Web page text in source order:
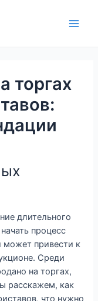
торгах
длительного
процесс
может привести к
Среди
на торгах,
расскажем, как
что нужно